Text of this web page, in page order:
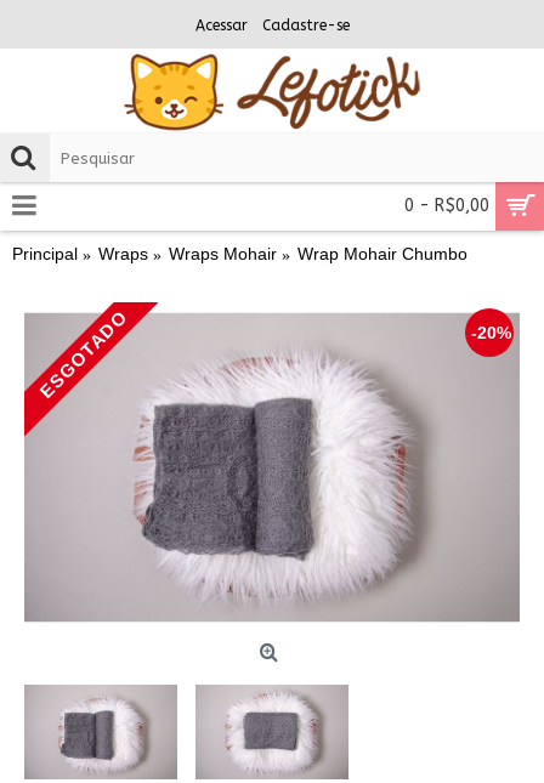
Acessar Cadastre-se
0 - R$0,00
Principal Wraps Wraps Mohair Wrap Mohair Chumbo
-20%
ESGOTADO